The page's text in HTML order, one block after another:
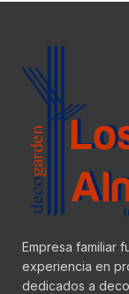
Empresa familiar
experiencia en
dedicados a